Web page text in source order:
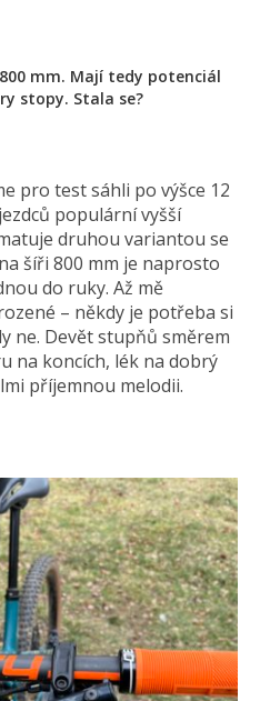
mm. Mají tedy potenciál
stopy. Stala se?
pro test sáhli po výšce 12
populární vyšší
druhou variantou se
šíři 800 mm je naprosto
do ruky. Až mě
– někdy je potřeba si
ne. Devět stupňů směrem
na koncích, lék na dobrý
příjemnou melodii.